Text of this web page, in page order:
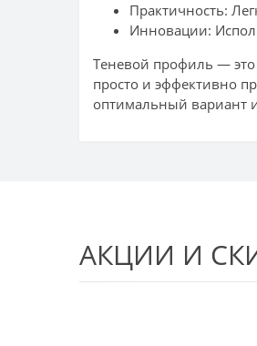
Практичность:
Инновации:
Теневой профиль —
просто и эффективно
оптимальный вариант
АКЦИИ И